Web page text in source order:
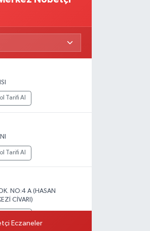
Tarifi Al
Tarifi Al
NO:4 A (HASAN
CİVARI)
Eczaneler